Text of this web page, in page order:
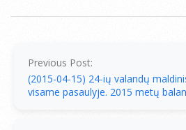
Previous Post:
(2015-04-15) 24-ių valandų
visame pasaulyje. 2015 metų